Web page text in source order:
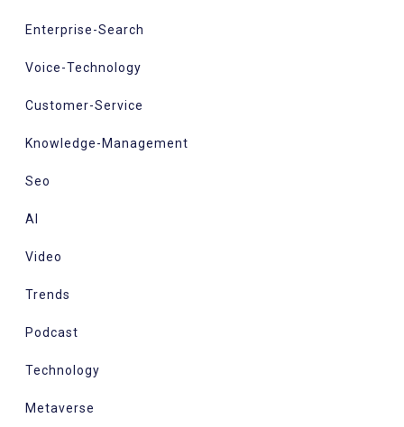
Enterprise-Search
Voice-Technology
Customer-Service
Knowledge-Management
Seo
AI
Video
Trends
Podcast
Technology
Metaverse